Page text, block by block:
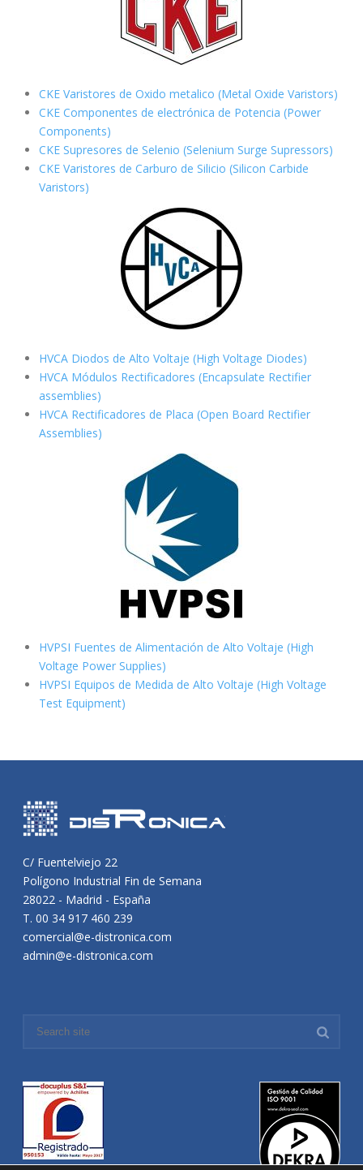
CKE Varistores de Oxido metalico (Metal Oxide Varistors)
CKE Componentes de electrónica de Potencia (Power
Components)
CKE Supresores de Selenio (Selenium Surge Supressors)
CKE Varistores de Carburo de Silicio (Silicon Carbide
Varistors)
HVCA Diodos de Alto Voltaje (High Voltage Diodes)
HVCA Módulos Rectificadores (Encapsulate Rectifier
assemblies)
HVCA Rectificadores de Placa (Open Board Rectifier
Assemblies)
HVPSI Fuentes de Alimentación de Alto Voltaje (High
Voltage Power Supplies)
HVPSI Equipos de Medida de Alto Voltaje (High Voltage
Test Equipment)
C/ Fuentelviejo 22
Polígono Industrial Fin de Semana
28022 - Madrid - España
T. 00 34 917 460 239
comercial@e-distronica.com
admin@e-distronica.com